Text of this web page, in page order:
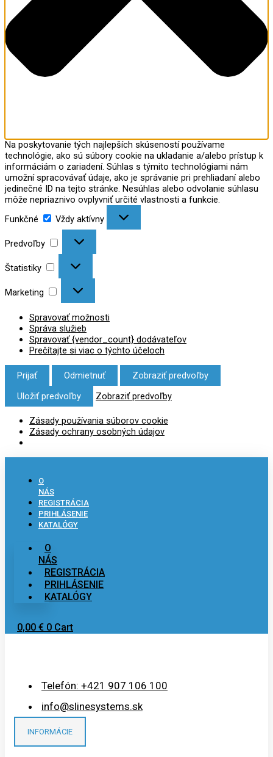
Na poskytovanie tých najlepších skúseností používame
technológie, ako sú súbory cookie na ukladanie a/alebo prístup k
informáciám o zariadení. Súhlas s týmito technológiami nám
umožní spracovávať údaje, ako je správanie pri prehliadaní alebo
jedinečné ID na tejto stránke. Nesúhlas alebo odvolanie súhlasu
môže nepriaznivo ovplyvniť určité vlastnosti a funkcie.
Funkčné
Vždy aktívny
Predvoľby
Štatistiky
Marketing
Spravovať možnosti
Správa služieb
Spravovať {vendor_count} dodávateľov
Prečítajte si viac o týchto účeloch
Prijať Odmietnuť
Zobraziť predvoľby
Uložiť predvoľby
Zobraziť predvoľby
Zásady používania súborov cookie
Zásady ochrany osobných údajov
O
NÁS
REGISTRÁCIA
PRIHLÁSENIE
KATALÓGY
O
NÁS
REGISTRÁCIA
PRIHLÁSENIE
KATALÓGY
0,00 € 0 Cart
Telefón: +421 907 106 100
info@slinesystems.sk
INFORMÁCIE